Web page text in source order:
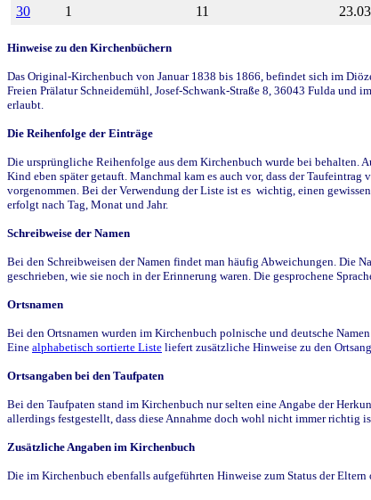
30
1 11
Hinweise zu den Kirchenbüchern
Das Original-Kirchenbuch von Januar 1838 bis 1866, befindet sich im
Freien Prälatur Schneidemühl, Josef-Schwank-Straße 8, 36043 Fulda und
erlaubt.
Die Reihenfolge der Einträge
Die ursprüngliche Reihenfolge aus dem Kirchenbuch wurde bei behalten.
Kind eben später getauft. Manchmal kam es auch vor, dass der
vorgenommen. Bei der Verwendung der Liste ist es wichtig, einen
erfolgt nach Tag, Monat und Jahr.
Schreibweise der Namen
Bei den Schreibweisen der Namen findet man häufig Abweichungen. Die
geschrieben, wie sie noch in der Erinnerung waren. Die gesprochene
Ortsnamen
Bei den Ortsnamen wurden im Kirchenbuch polnische und deutsche
Eine alphabetisch sortierte Liste liefert zusätzliche Hinweise zu den
Ortsangaben bei den Taufpaten
Bei den Taufpaten stand im Kirchenbuch nur selten eine Angabe der
allerdings festgestellt, dass diese Annahme doch wohl nicht immer richtig
Zusätzliche Angaben im Kirchenbuch
Die im Kirchenbuch ebenfalls aufgeführten Hinweise zum Status der